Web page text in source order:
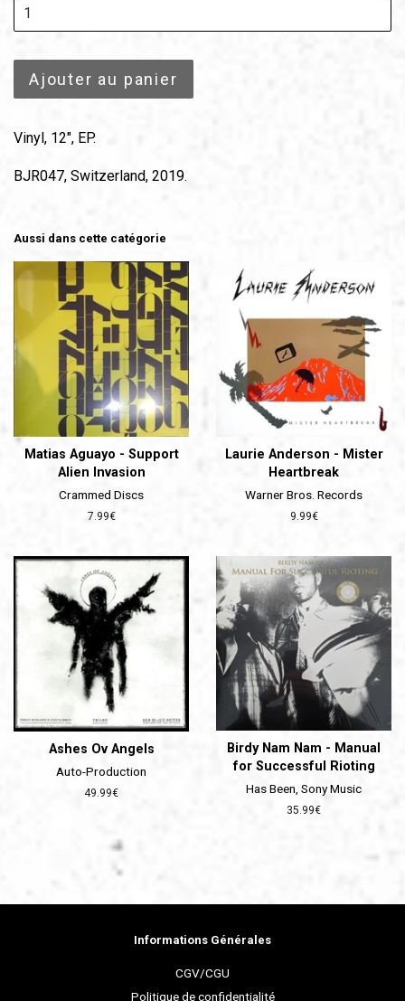
Ajouter au panier
Vinyl, 12", EP.
BJR047, Switzerland, 2019.
Aussi dans cette catégorie
Matias Aguayo - Support
Alien Invasion
Crammed Discs
Prix
7.99€
Laurie Anderson - Mister
Heartbreak
Warner Bros. Records
Prix
9.99€
Ashes Ov Angels
Auto-Production
Prix
49.99€
Birdy Nam Nam - Manual
for Successful Rioting
Has Been, Sony Music
Prix
35.99€
Informations Générales
CGV/CGU
Politique de confidentialité